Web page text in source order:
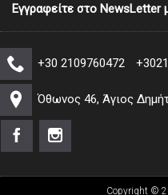
Εγγραφείτε στο NewsLetter
+30 2109760472
Όθωνος 46, Άγιος
Copyright ©